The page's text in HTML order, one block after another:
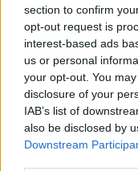
section to confirm
opt-out request is
interest-based ads
us or personal
your opt-out. You
disclosure of your
IAB’s list of
also be disclosed by
Downstream